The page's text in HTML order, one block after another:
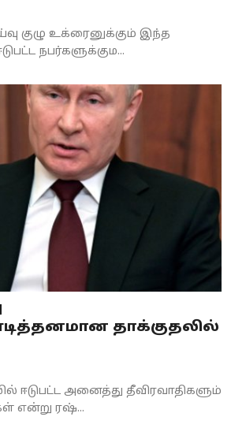
குழு உக்ரைனுக்கும் இந்த
நபர்களுக்கும...
தாக்குதலில்
ஈடுபட்ட அனைத்து தீவிரவாதிகளும்
என்று ரஷ்...